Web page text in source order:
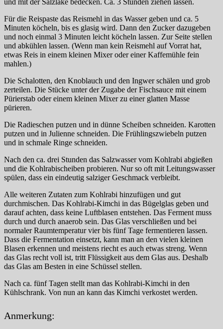
Für die Reispaste das Reismehl in das Wasser geben und ca. 5
Minuten köcheln, bis es glasig wird. Dann den Zucker dazugeben
und noch einmal 3 Minuten leicht köcheln lassen. Zur Seite stellen
und abkühlen lassen. (Wenn man kein Reismehl auf Vorrat hat,
etwas Reis in einem kleinen Mixer oder einer Kaffemühle fein
mahlen.)
Die Schalotten, den Knoblauch und den Ingwer schälen und grob
zerteilen. Die Stücke unter der Zugabe der Fischsauce mit einem
Pürierstab oder einem kleinen Mixer zu einer glatten Masse
pürieren.
Die Radieschen putzen und in dünne Scheiben schneiden. Karotten
putzen und in Julienne schneiden. Die Frühlingszwiebeln putzen
und in schmale Ringe schneiden.
Nach den ca. drei Stunden das Salzwasser vom Kohlrabi abgießen
und die Kohlrabischeiben probieren. Nur so oft mit Leitungswasser
spülen, dass ein eindeutig salziger Geschmack verbleibt.
Alle weiteren Zutaten zum Kohlrabi hinzufügen und gut
durchmischen. Das Kohlrabi-Kimchi in das Bügelglas geben und
darauf achten, dass keine Luftblasen entstehen. Das Ferment muss
durch und durch anaerob sein. Das Glas verschließen und bei
normaler Raumtemperatur vier bis fünf Tage fermentieren lassen.
Dass die Fermentation einsetzt, kann man an den vielen kleinen
Blasen erkennen und meistens riecht es auch etwas streng. Wenn
das Glas recht voll ist, tritt Flüssigkeit aus dem Glas aus. Deshalb
das Glas am Besten in eine Schüssel stellen.
Nach ca. fünf Tagen stellt man das Kohlrabi-Kimchi in den
Kühlschrank. Von nun an kann das Kimchi verkostet werden.
Anmerkung: